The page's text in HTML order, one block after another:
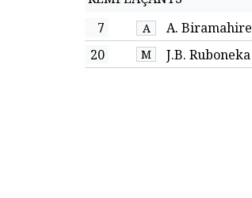
7
A A. Biramahire
20 M J.B. Ruboneka